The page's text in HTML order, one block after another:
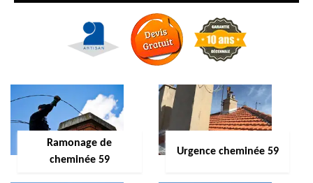
Ramonage de
cheminée 59
Urgence cheminée 59